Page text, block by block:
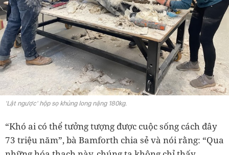
'Lật ngược' hộp sọ khủng long nặng 180kg.
“Khó ai có thể tưởng tượng được cuộc sống cách đây
73 triệu năm”, bà Bamforth chia sẻ và nói rằng: “Qua